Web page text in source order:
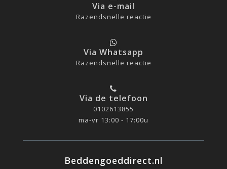
Via e-mail
Razendsnelle reactie
Via Whatsapp
Razendsnelle reactie
Via de telefoon
0102613855
ma-vr 13:00 - 17:00u
Beddengoeddirect.nl